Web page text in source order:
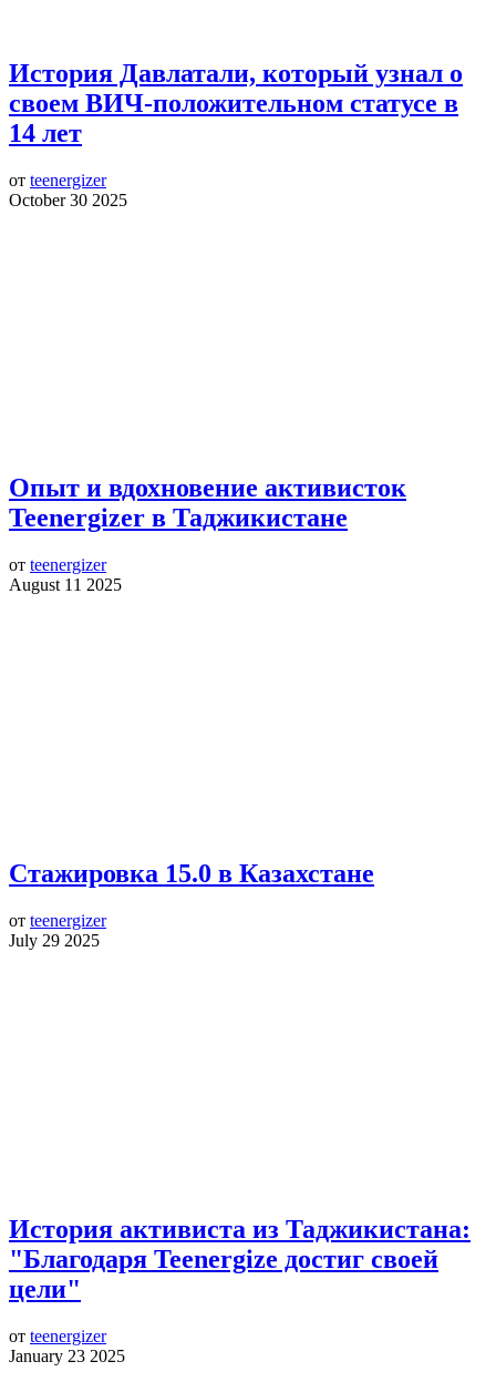
История Давлатали, который узнал о
своем ВИЧ-положительном статусе в
14 лет
от teenergizer
October 30 2025
Опыт и вдохновение активисток
Teenergizer в Таджикистане
от teenergizer
August 11 2025
Стажировка 15.0 в Казахстане
от teenergizer
July 29 2025
История активиста из Таджикистана:
"Благодаря Teenergize достиг своей
цели"
от teenergizer
January 23 2025